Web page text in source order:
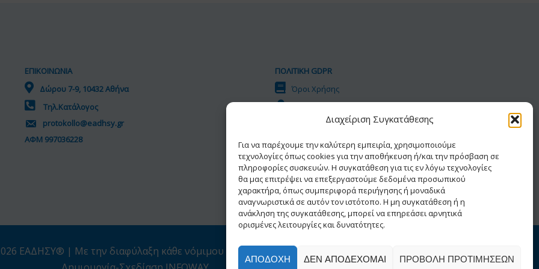
Διαχείριση Συγκατάθεσης
Για να παρέχουμε την καλύτερη εμπειρία, χρησιμοποιούμε
τεχνολογίες όπως cookies για την αποθήκευση ή/και την πρόσβαση σε
πληροφορίες συσκευών. Η συγκατάθεση για τις εν λόγω τεχνολογίες
θα μας επιτρέψει να επεξεργαστούμε δεδομένα προσωπικού
χαρακτήρα, όπως συμπεριφορά περιήγησης ή μοναδικά
αναγνωριστικά σε αυτόν τον ιστότοπο. Η μη συγκατάθεση ή η
ανάκληση της συγκατάθεσης, μπορεί να επηρεάσει αρνητικά
ορισμένες λειτουργίες και δυνατότητες.
ΑΠΟΔΟΧΉ ΔΕΝ ΑΠΟΔΈΧΟΜΑΙ ΠΡΟΒΟΛΉ ΠΡΟΤΙΜΉΣΕΩΝ
ΕΠΙΚΟΙΝΩΝΙΑ
Δώρου 7-9, 10432 Αθήνα
Τηλ.Κατάλογος
protokollo@eadhsy.gr
ΑΦΜ 997036228
ΠΟΛΙΤΙΚΗ GDPR
Όροι Χρήσης
Πολιτική Cookies
Δήλωση Προσβασιμότητας
ΕΑΔΗΣΥ® | Με την διαφύλαξη κάθε νόμιμου δικαιώματος